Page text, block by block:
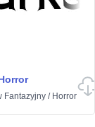
Fantazyjny / Horror